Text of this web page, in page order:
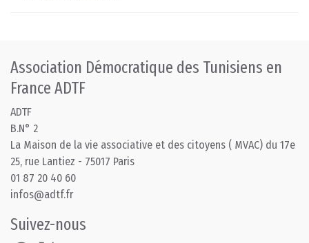
Association Démocratique des Tunisiens en
France ADTF
ADTF
B.N° 2
La Maison de la vie associative et des citoyens ( MVAC) du 17e
25, rue Lantiez - 75017 Paris
01 87 20 40 60
infos@adtf.fr
Suivez-nous